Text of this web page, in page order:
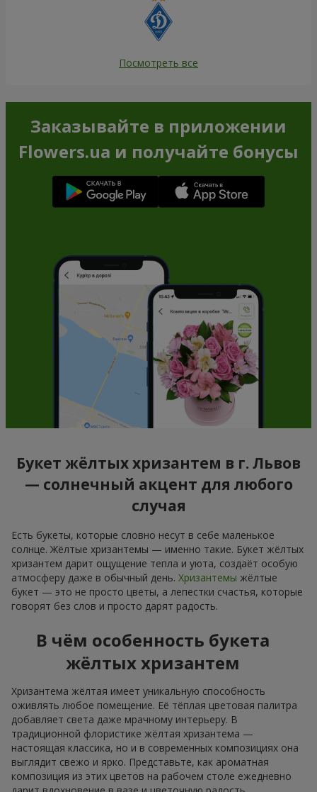
Посмотреть все
Заказывайте в приложении
Flowers.ua и получайте бонусы
Букет жёлтых хризантем в г. Львов
— солнечный акцент для любого
случая
Есть букеты, которые словно несут в себе маленькое
солнце. Жёлтые хризантемы — именно такие. Букет жёлтых
хризантем дарит ощущение тепла и уюта, создаёт особую
атмосферу даже в обычный день. Хризантемы жёлтые
букет — это не просто цветы, а лепестки счастья, которые
говорят без слов и просто дарят радость.
В чём особенность букета
жёлтых хризантем
Хризантема жёлтая имеет уникальную способность
оживлять любое помещение. Её тёплая цветовая палитра
добавляет света даже мрачному интерьеру. В
традиционной флористике жёлтая хризантема —
настоящая классика, но и в современных композициях она
выглядит свежо и ярко. Представьте, как ароматная
композиция из этих цветов на рабочем столе ежедневно